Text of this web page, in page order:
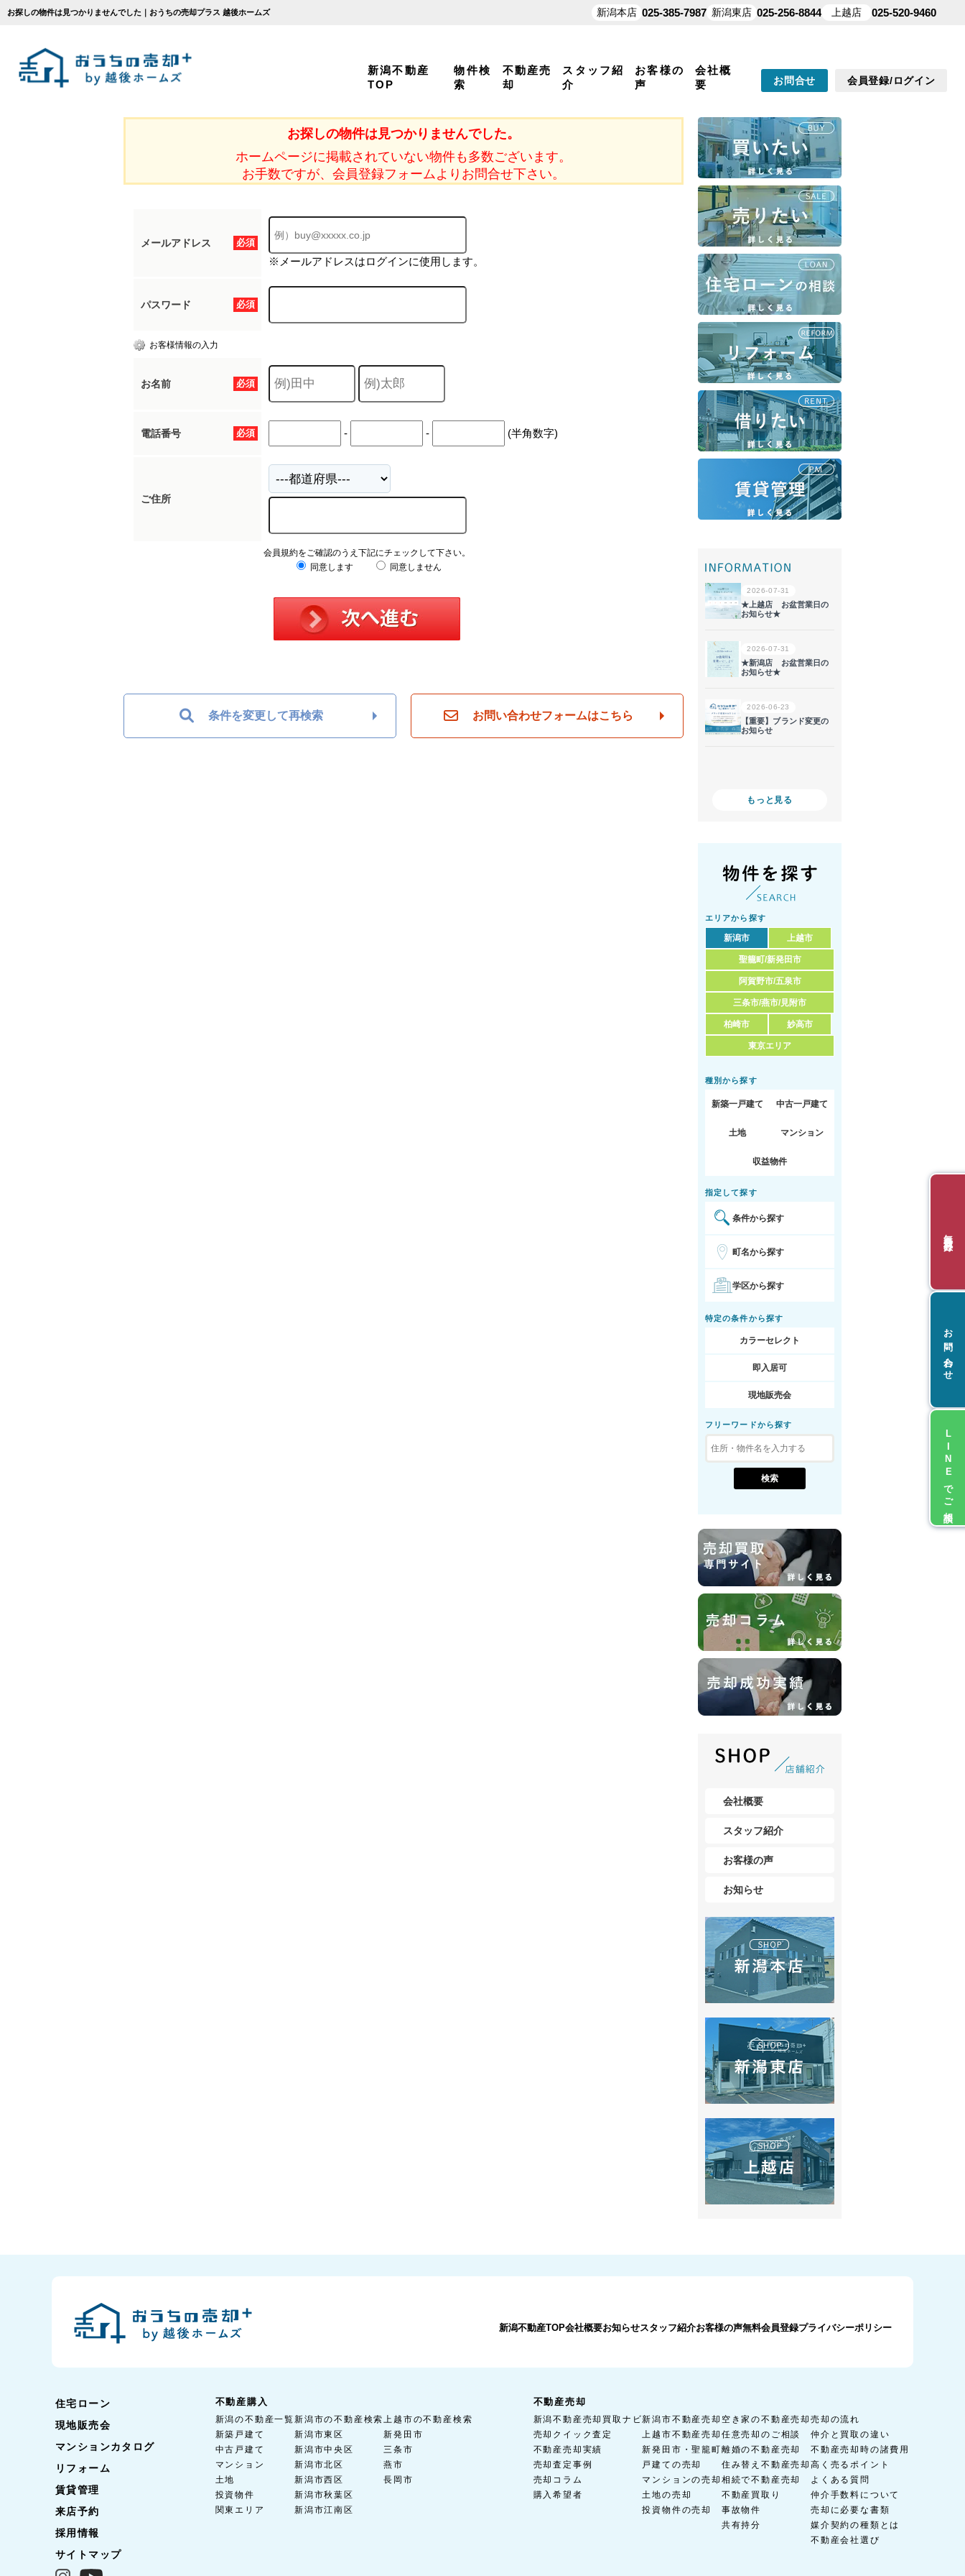
お探しの物件は見つかりませんでした｜おうちの売却プラス 越後ホームズ
新潟不動産
TOP
物件検
索
不動産売
却
スタッフ紹
介
お客様の
声
会社概
要
お問合せ 会員登録/ログイン
お探しの物件は見つかりませんでした。
ホームページに掲載されていない物件も多数ございます。
お手数ですが、会員登録フォームよりお問合せ下さい。
必須
メールアドレス
※メールアドレスはログインに使用します。
必須
パスワード
お客様情報の入力
必須
お名前
必須
電話番号 - - (半角数字)
ご住所
会員規約をご確認のうえ下記にチェックして下さい。
同意します
同意しません
条件を変更して再検索 お問い合わせフォームはこちら
もっと見る
エリアから探す
新潟市 上越市
聖籠町/新発田市
阿賀野市/五泉市
三条市/燕市/見附市
柏崎市 妙高市
東京エリア
種別から探す
新築一戸建て 中古一戸建て
土地 マンション
収益物件
指定して探す
条件から探す
町名から探す
学区から探す
特定の条件から探す
カラーセレクト
即入居可
現地販売会
フリーワードから探す
会社概要
スタッフ紹介
お客様の声
お知らせ
新潟不動産TOP会社概要お知らせスタッフ紹介お客様の声無料会員登録プライバシーポリシー
住宅ローン
現地販売会
マンションカタログ
リフォーム
賃貸管理
来店予約
採用情報
サイトマップ
不動産購入
新潟の不動産一覧
新築戸建て
中古戸建て
マンション
土地
投資物件
関東エリア
新潟市の不動産検索
新潟市東区
新潟市中央区
新潟市北区
新潟市西区
新潟市秋葉区
新潟市江南区
上越市の不動産検索
新発田市
三条市
燕市
長岡市
不動産売却
新潟不動産売却買取ナビ
売却クイック査定
不動産売却実績
売却査定事例
売却コラム
購入希望者
新潟市不動産売却
上越市不動産売却
新発田市・聖籠町
戸建ての売却
マンションの売却
土地の売却
投資物件の売却
空き家の不動産売却
任意売却のご相談
離婚の不動産売却
住み替え不動産売却
相続で不動産売却
不動産買取り
事故物件
共有持分
売却の流れ
仲介と買取の違い
不動産売却時の諸費用
高く売るポイント
よくある質問
仲介手数料について
売却に必要な書類
媒介契約の種類とは
不動産会社選び
新潟本店 025-385-7987 新潟東店 025-256-8844 上越店 025-520-9460
お問い合わせ
LINEでご相談